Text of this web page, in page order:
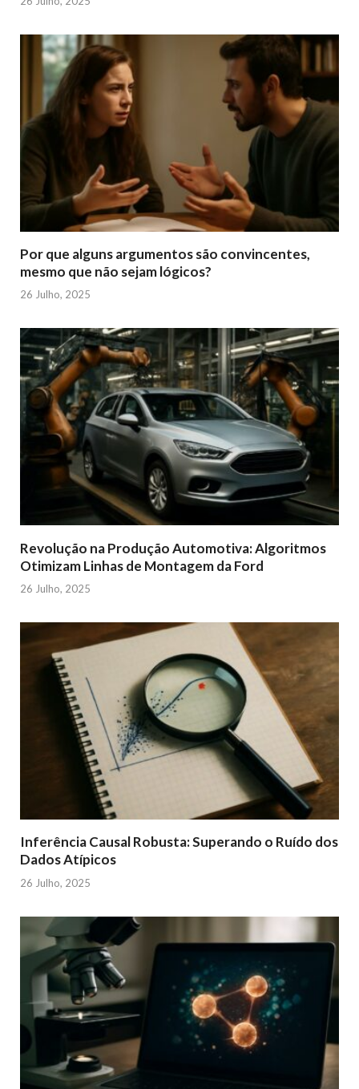
Por que alguns argumentos são convincentes,
mesmo que não sejam lógicos?
26 Julho, 2025
Revolução na Produção Automotiva: Algoritmos
Otimizam Linhas de Montagem da Ford
26 Julho, 2025
Inferência Causal Robusta: Superando o Ruído dos
Dados Atípicos
26 Julho, 2025